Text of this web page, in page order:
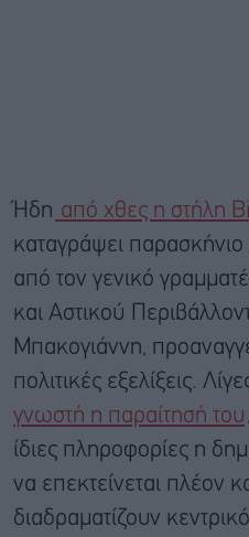
Ήδη από χθες η στήλη
καταγράψει
από τον γενικό
και Αστικού
Μπακογιάννη,
πολιτικές εξελίξεις.
γνωστή η παραίτησή του
ίδιες πληροφορίες η
να επεκτείνεται πλέον
διαδραματίζουν